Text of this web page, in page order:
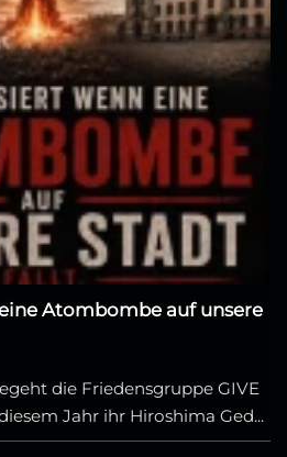
Atombombe auf unsere
die Friedensgruppe GIVE
Jahr ihr Hiroshima Ged...